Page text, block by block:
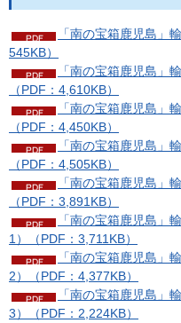
「南の宝箱鹿児島」
545KB）
「南の宝箱鹿児島」
（PDF：4,610KB）
「南の宝箱鹿児島」
（PDF：4,450KB）
「南の宝箱鹿児島」
（PDF：4,505KB）
「南の宝箱鹿児島」
（PDF：3,891KB）
「南の宝箱鹿児島」
1）（PDF：3,711KB）
「南の宝箱鹿児島」
2）（PDF：4,377KB）
「南の宝箱鹿児島」
3）（PDF：2,224KB）